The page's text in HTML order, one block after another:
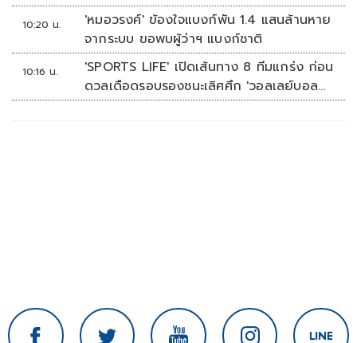
10:20 น.
'หมอวรงค์' ข้องใจแบงก์พัน 1.4 แสนล้านหาย
จากระบบ ขอพบผู้ว่าฯ แบงก์ชาติ
10:16 น.
'SPORTS LIFE' เปิดเส้นทาง 8 ทีมแกร่ง ก่อน
ดวลเดือดรอบรองชนะเลิศศึก 'วอลเลย์บอล
นักเรียน แชมป์กีฬา 7HD 2026'